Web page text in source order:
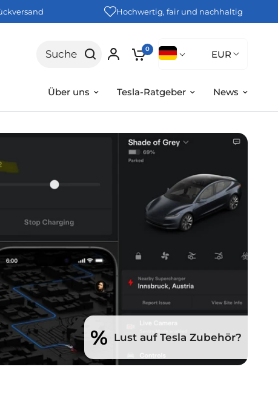
Hochwertig, fair und nachhaltig
Suche 0 EUR
Über uns Tesla-Ratgeber News
% Lust auf Tesla Zubehör?